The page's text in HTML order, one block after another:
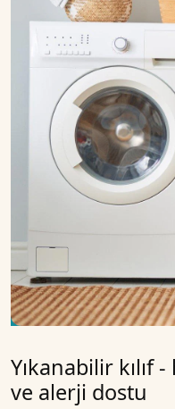
Yıkanabilir kılıf
ve alerji dostu